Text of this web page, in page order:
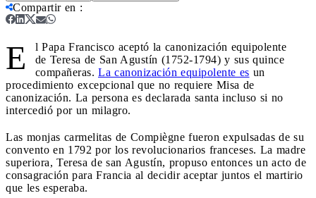
Compartir en :
E
l Papa Francisco aceptó la canonización equipolente
de Teresa de San Agustín (1752-1794) y sus quince
compañeras. La canonización equipolente es un
procedimiento excepcional que no requiere Misa de
canonización. La persona es declarada santa incluso si no
intercedió por un milagro.
Las monjas carmelitas de Compiègne fueron expulsadas de su
convento en 1792 por los revolucionarios franceses. La madre
superiora, Teresa de san Agustín, propuso entonces un acto de
consagración para Francia al decidir aceptar juntos el martirio
que les esperaba.